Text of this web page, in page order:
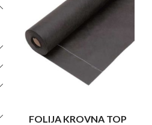
FOLIJA KROVNA TOP